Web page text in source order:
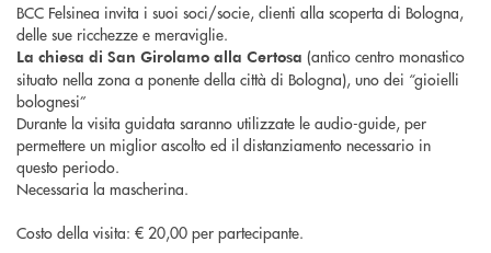
BCC Felsinea invita i suoi soci/socie, clienti alla scoperta di Bologna,
delle sue ricchezze e meraviglie.
La chiesa di San Girolamo alla Certosa (antico centro monastico
situato nella zona a ponente della città di Bologna), uno dei “gioielli
bolognesi”
Durante la visita guidata saranno utilizzate le audio-guide, per
permettere un miglior ascolto ed il distanziamento necessario in
questo periodo.
Necessaria la mascherina.
Costo della visita: € 20,00 per partecipante.